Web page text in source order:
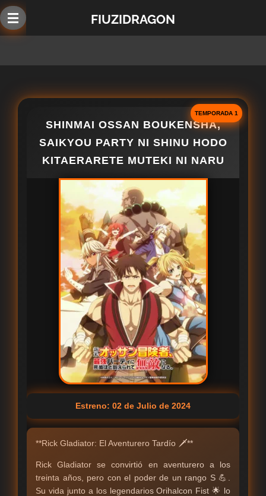
Ir
al
FIUZIDRAGON
TEMPORADA 1
SHINMAI OSSAN BOUKENSHA,
SAIKYOU PARTY NI SHINU HODO
KITAERARETE MUTEKI NI NARU
Estreno: 02 de Julio de 2024
**Rick Gladiator: El Aventurero Tardío 🗡️**
Rick Gladiator se convirtió en aventurero a los
treinta años, pero con el poder de un rango S 💪.
Su vida junto a los legendarios Orihalcon Fist 🌟 lo